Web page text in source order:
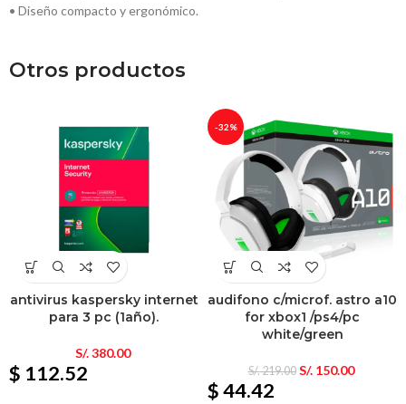
• Diseño compacto y ergonómico.
Otros productos
antivirus kaspersky internet
para 3 pc (1año).
S/.380.00
$ 112.52
-32%
audifono c/microf. astro a10
for xbox1 /ps4/pc
white/green
S/.219.00 S/.150.00
$ 44.42